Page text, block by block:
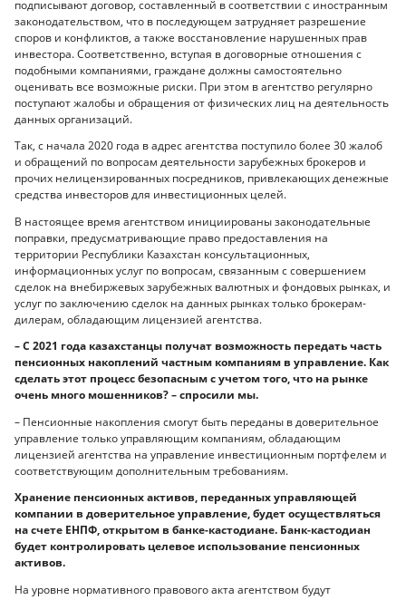
подписывают договор, составленный в соответствии с иностранным
законодательством, что в последующем затрудняет разрешение
споров и конфликтов, а также восстановление нарушенных прав
инвестора. Соответственно, вступая в договорные отношения с
подобными компаниями, граждане должны самостоятельно
оценивать все возможные риски. При этом в агентство регулярно
поступают жалобы и обращения от физических лиц на деятельность
данных организаций.
Так, с начала 2020 года в адрес агентства поступило более 30 жалоб
и обращений по вопросам деятельности зарубежных брокеров и
прочих нелицензированных посредников, привлекающих денежные
средства инвесторов для инвестиционных целей.
В настоящее время агентством инициированы законодательные
поправки, предусматривающие право предоставления на
территории Республики Казахстан консультационных,
информационных услуг по вопросам, связанным с совершением
сделок на внебиржевых зарубежных валютных и фондовых рынках, и
услуг по заключению сделок на данных рынках только брокерам-
дилерам, обладающим лицензией агентства.
– С 2021 года казахстанцы получат возможность передать часть
пенсионных накоплений частным компаниям в управление. Как
сделать этот процесс безопасным с учетом того, что на рынке
очень много мошенников? – спросили мы.
– Пенсионные накопления смогут быть переданы в доверительное
управление только управляющим компаниям, обладающим
лицензией агентства на управление инвестиционным портфелем и
соответствующим дополнительным требованиям.
Хранение пенсионных активов, переданных управляющей
компании в доверительное управление, будет осуществляться
на счете ЕНПФ, открытом в банке-кастодиане. Банк-кастодиан
будет контролировать целевое использование пенсионных
активов.
На уровне нормативного правового акта агентством будут